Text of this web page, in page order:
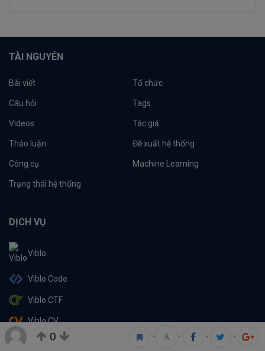
0 • • • •
TÀI NGUYÊN
Bài viết Tổ chức
Câu hỏi Tags
Videos Tác giả
Thảo luận Đề xuất hệ thống
Công cụ Machine Learning
Trạng thái hệ thống
DỊCH VỤ
Viblo
Viblo Code
Viblo CTF
Viblo CV
Viblo Learning